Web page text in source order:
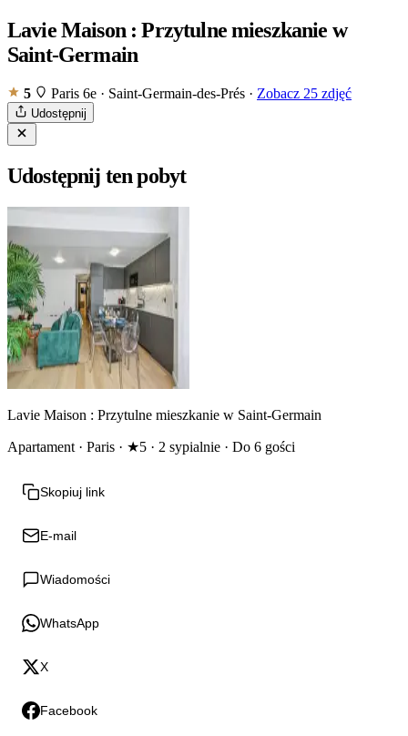
Lavie Maison : Przytulne mieszkanie w
Saint-Germain
5 Paris 6e · Saint-Germain-des-Prés · Zobacz 25 zdjęć
Udostępnij
Udostępnij ten pobyt
Lavie Maison : Przytulne mieszkanie w Saint-Germain
Apartament · Paris · ★5 · 2 sypialnie · Do 6 gości
Skopiuj link
E-mail
Wiadomości
WhatsApp
X
Facebook